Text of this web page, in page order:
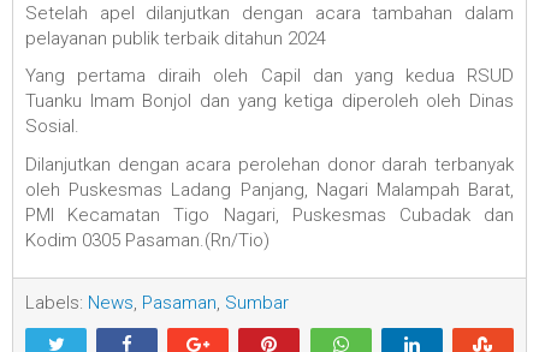
Setelah apel dilanjutkan dengan acara tambahan dalam
pelayanan publik terbaik ditahun 2024
Yang pertama diraih oleh Capil dan yang kedua RSUD
Tuanku Imam Bonjol dan yang ketiga diperoleh oleh Dinas
Sosial.
Dilanjutkan dengan acara perolehan donor darah terbanyak
oleh Puskesmas Ladang Panjang, Nagari Malampah Barat,
PMI Kecamatan Tigo Nagari, Puskesmas Cubadak dan
Kodim 0305 Pasaman.(Rn/Tio)
Labels: News, Pasaman, Sumbar